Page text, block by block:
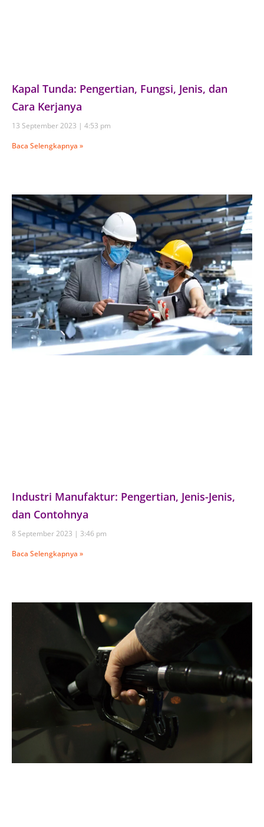
Kapal Tunda: Pengertian, Fungsi, Jenis, dan
Cara Kerjanya
13 September 2023
4:53 pm
Baca Selengkapnya »
Industri Manufaktur: Pengertian, Jenis-Jenis,
dan Contohnya
8 September 2023
3:46 pm
Baca Selengkapnya »